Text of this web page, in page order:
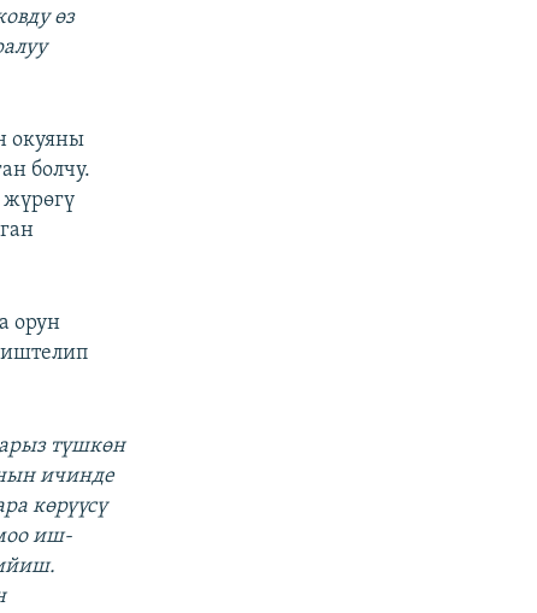
өз
окуяны
болчу.
жүрөгү
орун
иштелип
түшкөн
ичинде
көрүүсү
иш-